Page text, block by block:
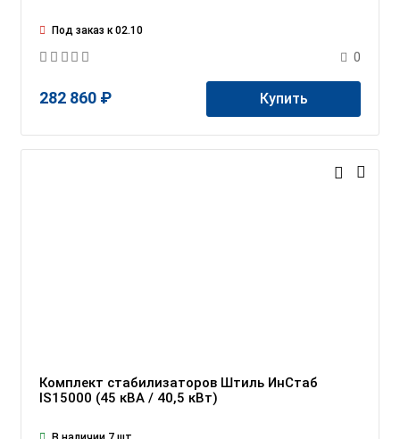
Под заказ к 02.10
0
282 860 ₽ Купить
Комплект стабилизаторов Штиль ИнСтаб
IS15000 (45 кВА / 40,5 кВт)